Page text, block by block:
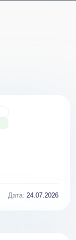
Дата: 24.07.2026